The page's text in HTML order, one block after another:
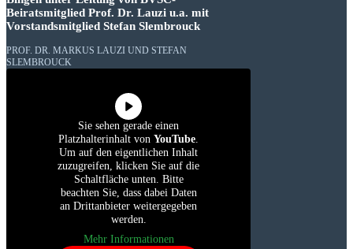
Beiratsmitglied Prof. Dr. Lauzi u.a. mit
Vorstandsmitglied Stefan Slembrouck
PROF. DR. MARKUS LAUZI UND STEFAN
SLEMBROUCK
Sie sehen gerade einen
Platzhalterinhalt von YouTube.
Um auf den eigentlichen Inhalt
zuzugreifen, klicken Sie auf die
Schaltfläche unten. Bitte
beachten Sie, dass dabei Daten
an Drittanbieter weitergegeben
werden.
Mehr Informationen